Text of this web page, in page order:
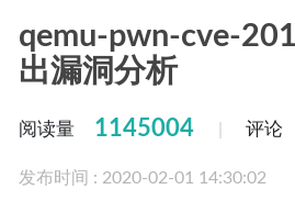
qemu-pwn-cve-
出漏洞分析
阅读量 1145004 评论
发布时间 : 2020-02-01 14:30:02